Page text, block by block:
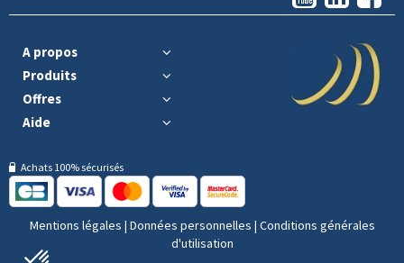
A propos
Produits
Offres
Aide
Achats 100% sécurisés
Mentions légales | Données personnelles | Conditions générales
d'utilisation